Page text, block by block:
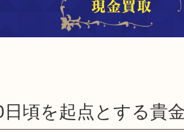
頃を起点とする貴